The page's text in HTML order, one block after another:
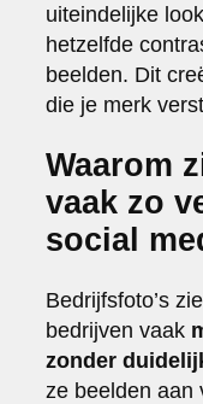
uiteindelijke
hetzelfde
beelden. Dit
die je merk
Waarom
vaak zo
social
Bedrijfsfoto’s
bedrijven vaak
zonder
ze beelden aan